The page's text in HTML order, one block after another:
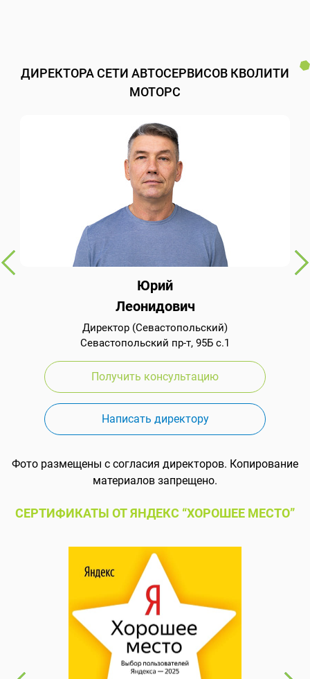
ДИРЕКТОРА СЕТИ АВТОСЕРВИСОВ КВОЛИТИ
МОТОРС
Юрий
Леонидович
Директор (Севастопольский)
Севастопольский пр-т, 95Б с.1
Получить консультацию
Написать директору
Фото размещены с согласия директоров. Копирование
материалов запрещено.
СЕРТИФИКАТЫ ОТ ЯНДЕКС “ХОРОШЕЕ МЕСТО”